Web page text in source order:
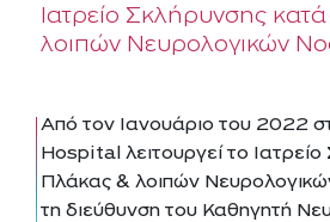
Ιατρείο Σκλήρυνσης
λοιπών Νευρολογικών
Από τον Ιανουάριο του 2022
Hospital λειτουργεί το
Πλάκας & λοιπών
τη διεύθυνση του Καθηγητή